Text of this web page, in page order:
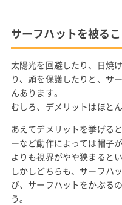
サーフハットを被る
太陽光を回避したり、日焼
り、頭を保護したりと、サ
んあります。
むしろ、デメリットはほと
あえてデメリットを挙げる
ーなど動作によっては帽子
よりも視界がやや狭まるとい
しかしどちらも、サーフハ
び、サーフハットをかぶる
う。